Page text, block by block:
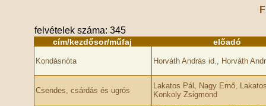
felvételek száma: 345
cím/kezdősor/műfaj előadó
Kondásnóta Horváth András id., Horváth
Csendes, csárdás és ugrós
Lakatos Pál, Nagy Ernő,
Konkoly Zsigmond